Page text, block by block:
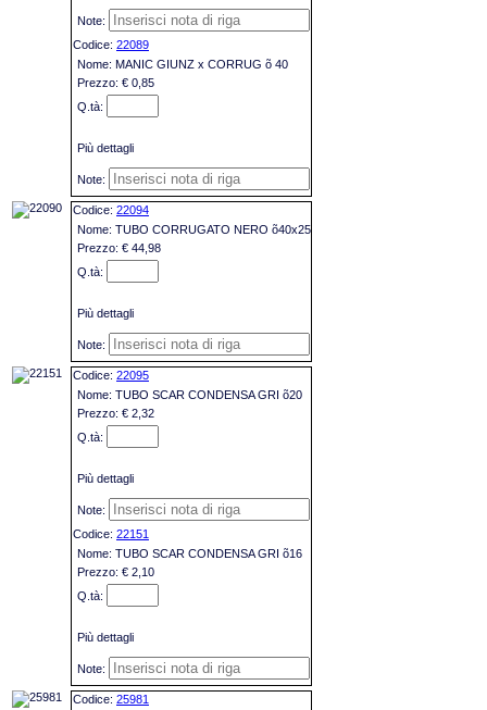
22089
MANIC GIUNZ x CORRUG õ 40
€ 0,85
Più dettagli
22094
TUBO CORRUGATO NERO õ40x25
€ 44,98
Più dettagli
22095
TUBO SCAR CONDENSA GRI õ20
€ 2,32
Più dettagli
22151
TUBO SCAR CONDENSA GRI õ16
€ 2,10
Più dettagli
25981